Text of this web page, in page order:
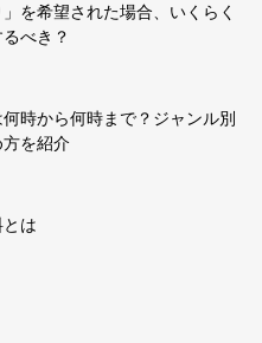
を希望された場合、いくらく
べき？
時から何時まで？ジャンル別
を紹介
は